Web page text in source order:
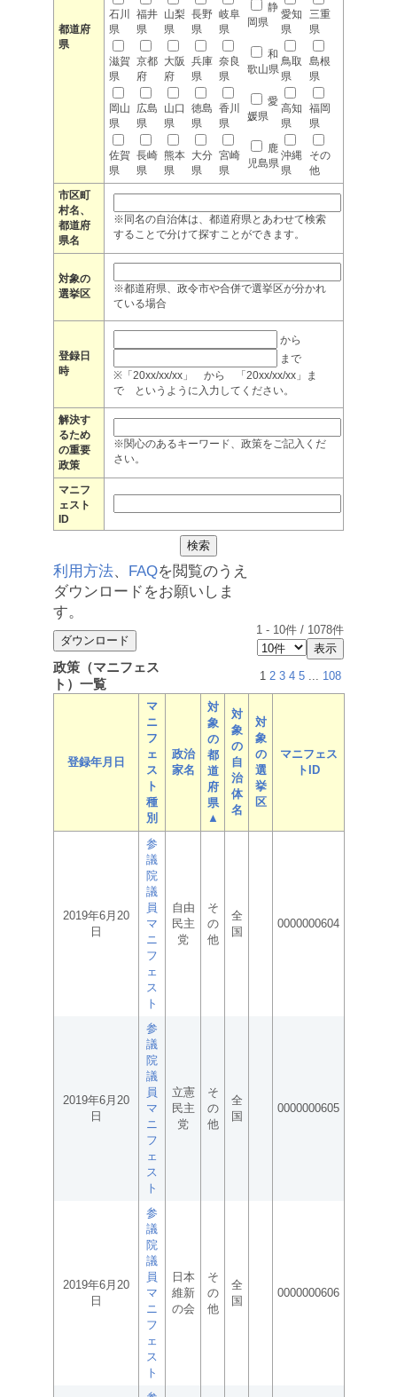
都道府
県
石川
県
福井
県
山梨
県
長野
県
岐阜
県
静
岡県
愛知
県
三重
県
滋賀
県
京都
府
大阪
府
兵庫
県
奈良
県
和
歌山県
鳥取
県
島根
県
岡山
県
広島
県
山口
県
徳島
県
香川
県
愛
媛県
高知
県
福岡
県
佐賀
県
長崎
県
熊本
県
大分
県
宮崎
県
鹿
児島県
沖縄
県
その
他
市区町
村名、
都道府
県名
※同名の自治体は、都道府県とあわせて検索
することで分けて探すことができます。
対象の
選挙区
※都道府県、政令市や合併で選挙区が分かれ
ている場合
登録日
時
から
まで
※「20xx/xx/xx」 から 「20xx/xx/xx」ま
で というように入力してください。
解決す
るため
の重要
政策
※関心のあるキーワード、政策をご記入くだ
さい。
マニフ
ェスト
ID
利用方法、 FAQを閲覧のうえ
ダウンロードをお願いしま
す。
1 - 10件 / 1078件
政策（マニフェス
ト）一覧
1 2 3 4 5 ... 108
登録年月日
マ
ニ
フ
ェ
ス
ト
種
別
政治
家名
対
象
の
都
道
府
県
▲
対
象
の
自
治
体
名
対
象
の
選
挙
区
マニフェス
トID
2019年6月20
日
参
議
院
議
員
マ
ニ
フ
ェ
ス
ト
自由
民主
党
そ
の
他
全
国
0000000604
2019年6月20
日
参
議
院
議
員
マ
ニ
フ
ェ
ス
ト
立憲
民主
党
そ
の
他
全
国
0000000605
2019年6月20
日
参
議
院
議
員
マ
ニ
フ
ェ
ス
ト
日本
維新
の会
そ
の
他
全
国
0000000606